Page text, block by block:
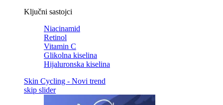
Ključni sastojci
Niacinamid
Retinol
Vitamin C
Glikolna kiselina
Hijaluronska kiselina
Skin Cycling - Novi trend
skip slider
Skip the slider: Related Articles